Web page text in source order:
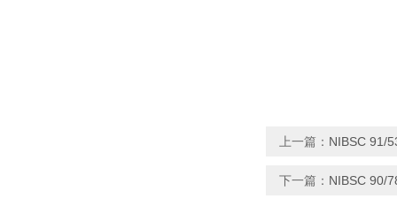
上一篇： NIBSC 91/
下一篇： NIBSC 90/